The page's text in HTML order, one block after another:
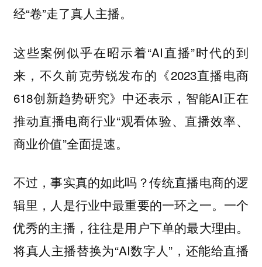
经“卷”走了真人主播。
这些案例似乎在昭示着“AI直播”时代的到
来，不久前克劳锐发布的《2023直播电商
618创新趋势研究》中还表示，智能AI正在
推动直播电商行业“观看体验、直播效率、
商业价值”全面提速。
不过，事实真的如此吗？传统直播电商的逻
辑里，人是行业中最重要的一环之一。一个
优秀的主播，往往是用户下单的最大理由。
将真人主播替换为“AI数字人”，还能给直播